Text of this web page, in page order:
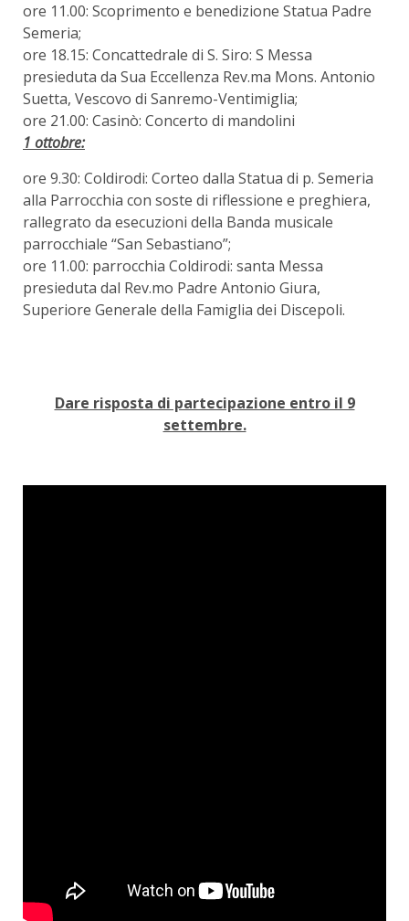
ore 11.00: Scoprimento e benedizione Statua Padre
Semeria;
ore 18.15: Concattedrale di S. Siro: S Messa
presieduta da Sua Eccellenza Rev.ma Mons. Antonio
Suetta, Vescovo di Sanremo-Ventimiglia;
ore 21.00: Casinò: Concerto di mandolini
1 ottobre:
ore 9.30: Coldirodi: Corteo dalla Statua di p. Semeria
alla Parrocchia con soste di riflessione e preghiera,
rallegrato da esecuzioni della Banda musicale
parrocchiale “San Sebastiano”;
ore 11.00: parrocchia Coldirodi: santa Messa
presieduta dal Rev.mo Padre Antonio Giura,
Superiore Generale della Famiglia dei Discepoli.
Dare risposta di partecipazione entro il 9
settembre.